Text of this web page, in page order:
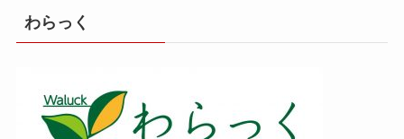
わらっく